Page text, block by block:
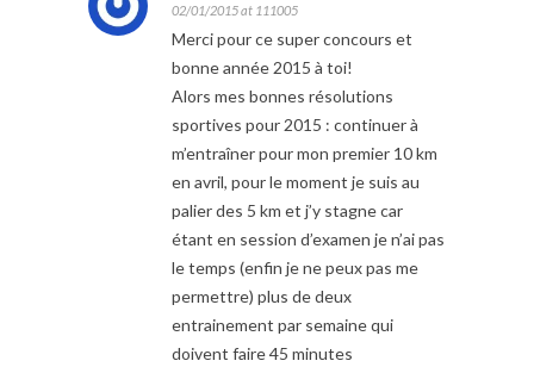
02/01/2015 at 111005
Merci pour ce super concours et
bonne année 2015 à toi!
Alors mes bonnes résolutions
sportives pour 2015 : continuer à
m’entraîner pour mon premier 10 km
en avril, pour le moment je suis au
palier des 5 km et j’y stagne car
étant en session d’examen je n’ai pas
le temps (enfin je ne peux pas me
permettre) plus de deux
entrainement par semaine qui
doivent faire 45 minutes